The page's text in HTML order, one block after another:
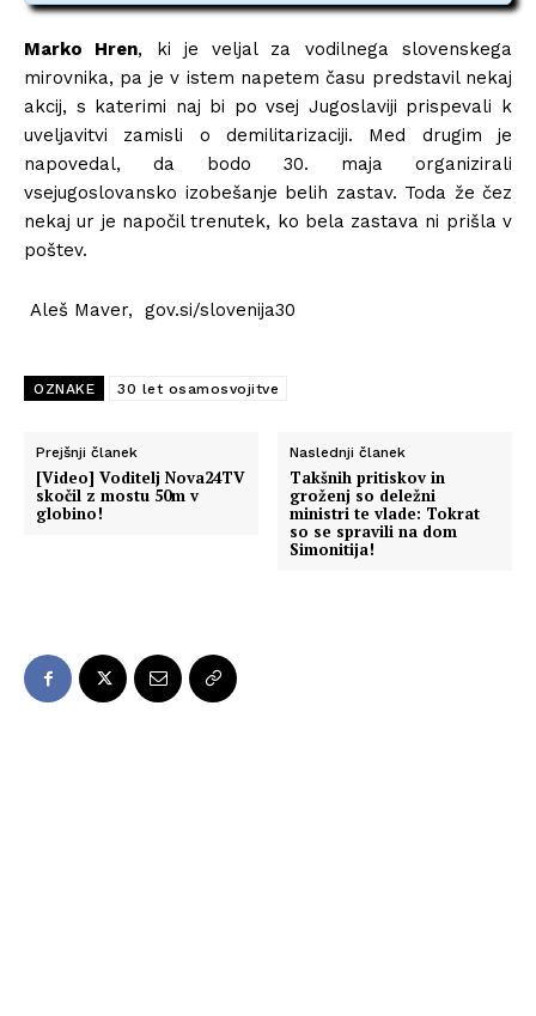
Marko Hren, ki je veljal za vodilnega slovenskega
mirovnika, pa je v istem napetem času predstavil nekaj
akcij, s katerimi naj bi po vsej Jugoslaviji prispevali k
uveljavitvi zamisli o demilitarizaciji. Med drugim je
napovedal, da bodo 30. maja organizirali
vsejugoslovansko izobešanje belih zastav. Toda že čez
nekaj ur je napočil trenutek, ko bela zastava ni prišla v
poštev.
Aleš Maver, gov.si/slovenija30
OZNAKE 30 let osamosvojitve
Prejšnji članek
[Video] Voditelj Nova24TV
skočil z mostu 50m v
globino!
Naslednji članek
Takšnih pritiskov in
groženj so deležni
ministri te vlade: Tokrat
so se spravili na dom
Simonitija!